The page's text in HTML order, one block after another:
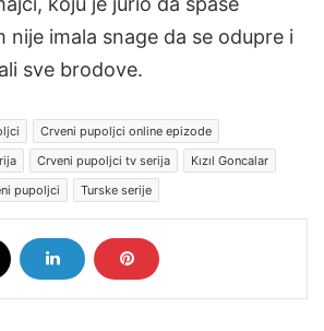
nije imala snage da se odupre i
sve brodove.
Crveni pupoljci online epizode
Crveni pupoljci tv serija
Kızıl Goncalar
pupoljci Turske serije